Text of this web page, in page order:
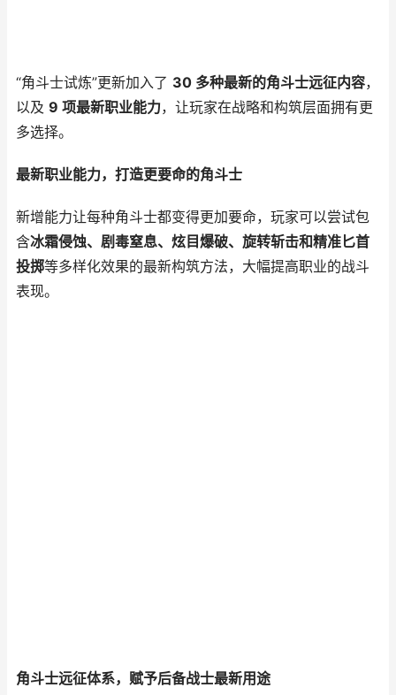
“角斗士试炼”更新加入了 30 多种最新的角斗士远征内容，
以及 9 项最新职业能力，让玩家在战略和构筑层面拥有更
多选择。
最新职业能力，打造更要命的角斗士
新增能力让每种角斗士都变得更加要命，玩家可以尝试包
含冰霜侵蚀、剧毒窒息、炫目爆破、旋转斩击和精准匕首
投掷等多样化效果的最新构筑方法，大幅提高职业的战斗
表现。
角斗士远征体系，赋予后备战士最新用途